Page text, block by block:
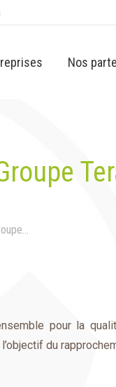
Nos
pour la
du